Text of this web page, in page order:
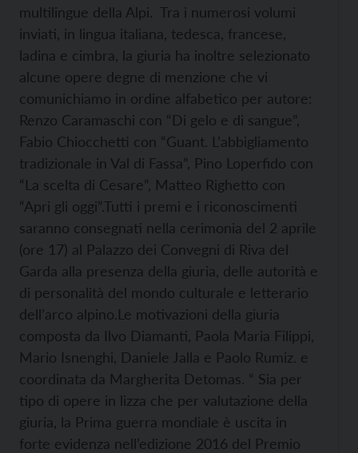
multilingue della Alpi. Tra i numerosi volumi
inviati, in lingua italiana, tedesca, francese,
ladina e cimbra, la giuria ha inoltre selezionato
alcune opere degne di menzione che vi
comunichiamo in ordine alfabetico per autore:
Renzo Caramaschi con “Di gelo e di sangue”,
Fabio Chiocchetti con “Guant. L’abbigliamento
tradizionale in Val di Fassa”, Pino Loperfido con
“La scelta di Cesare”, Matteo Righetto con
“Apri gli oggi”.Tutti i premi e i riconoscimenti
saranno consegnati nella cerimonia del 2 aprile
(ore 17) al Palazzo dei Convegni di Riva del
Garda alla presenza della giuria, delle autorità e
di personalità del mondo culturale e letterario
dell’arco alpino.Le motivazioni della giuria
composta da Ilvo Diamanti, Paola Maria Filippi,
Mario Isnenghi, Daniele Jalla e Paolo Rumiz. e
coordinata da Margherita Detomas. “ Sia per
tipo di opere in lizza che per valutazione della
giuria, la Prima guerra mondiale è uscita in
forte evidenza nell’edizione 2016 del Premio